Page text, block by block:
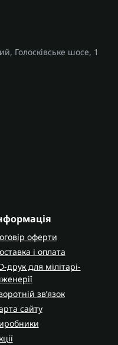
Голосківське шосе, 1
оферти
і оплата
друк для мілітарі-
зв’язок
сайту